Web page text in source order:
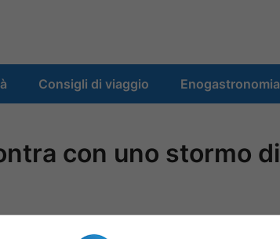
Consigli di viaggio Enogastronomia
con uno stormo di